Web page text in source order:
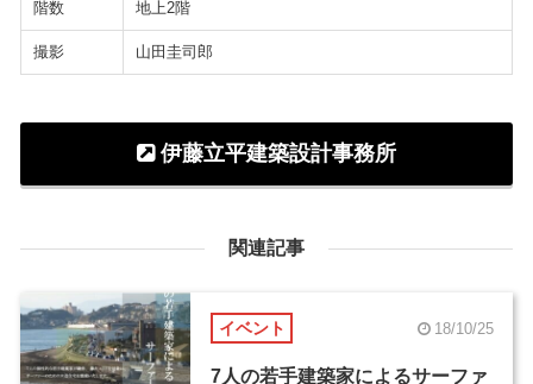
階数 地上2階
撮影 山田圭司郎
伊藤立平建築設計事務所
関連記事
イベント 18/10/25
7人の若手建築家によるサーファ